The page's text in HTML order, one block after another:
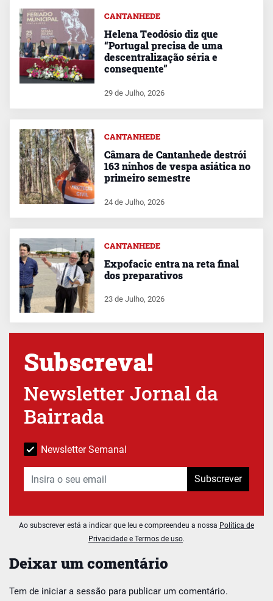
Deixar um comentário
Tem de iniciar a sessão para publicar um comentário.
CANTANHEDE
Helena Teodósio diz que
“Portugal precisa de uma
descentralização séria e
consequente”
29 de Julho, 2026
CANTANHEDE
Câmara de Cantanhede destrói
163 ninhos de vespa asiática no
primeiro semestre
24 de Julho, 2026
CANTANHEDE
Expofacic entra na reta final
dos preparativos
23 de Julho, 2026
Subscreva!
Newsletter Jornal da
Bairrada
Newsletter Semanal
Subscrever
Ao subscrever está a indicar que leu e compreendeu a nossa Política de
Privacidade e Termos de uso.